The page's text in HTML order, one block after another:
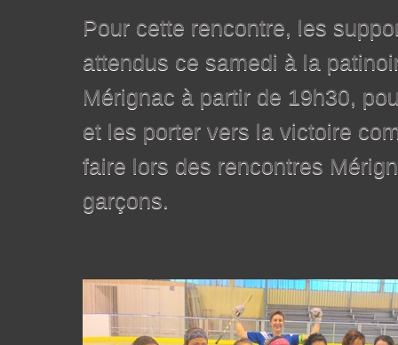
Pour cette rencontre, les
attendus ce samedi à la
Mérignac à partir de 19h30,
et les porter vers la victoire
faire lors des rencontres
garçons.